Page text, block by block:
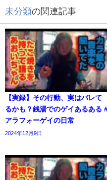
未分類の関連記事
【実録】その行動、実はバレて
るかも？銭湯でのゲイあるある
アラフォーゲイの日常
2024年12月9日